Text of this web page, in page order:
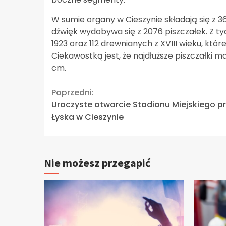
W sumie organy w Cieszynie składają się z
dźwięk wydobywa się z 2076 piszczałek. Z
1923 oraz 112 drewnianych z XVIII wieku,
Ciekawostką jest, że najdłuższe piszczałki
cm.
Continue
Reading
Poprzedni:
Uroczyste otwarcie Stadionu Miejskiego
Łyska w Cieszynie
Nie możesz przegapić